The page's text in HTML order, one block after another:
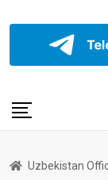
Uzbekistan